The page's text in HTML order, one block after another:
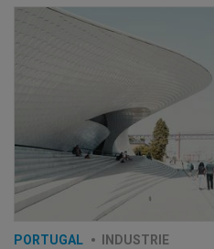
PORTUGAL INDUSTRIE